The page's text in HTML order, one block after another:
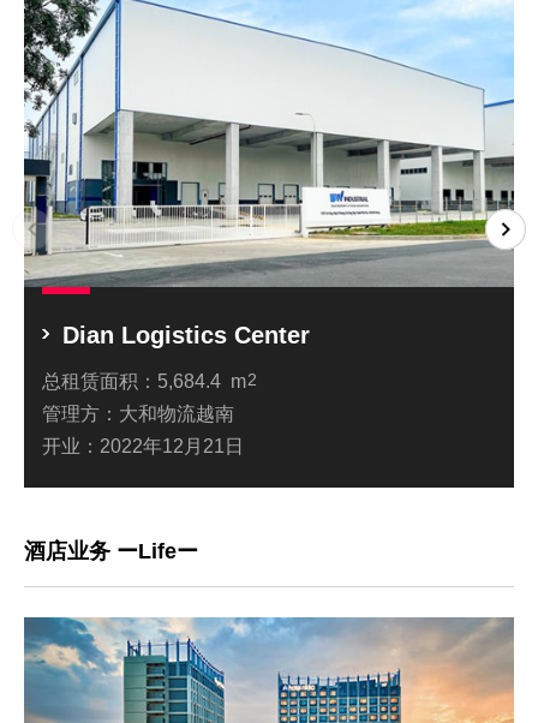
Dian Logistics Center
总租赁面积： 5,684.4 m2
管理方： 大和物流越南
开业： 2022年12月21日
酒店业务 ーLifeー